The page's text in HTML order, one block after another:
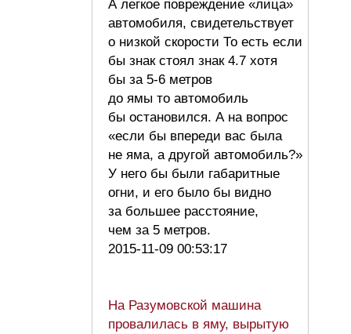
А легкое повреждение «лица»
автомобиля, свидетельствует
о низкой скорости То есть если
бы знак стоял знак 4.7 хотя
бы за 5-6 метров
до ямы то автомобиль
бы остановился. А на вопрос
«если бы впереди вас была
не яма, а другой автомобиль?»
У него бы были габаритные
огни, и его было бы видно
за большее расстояние,
чем за 5 метров.
2015-11-09 00:53:17
На Разумовской машина
провалилась в яму, вырытую